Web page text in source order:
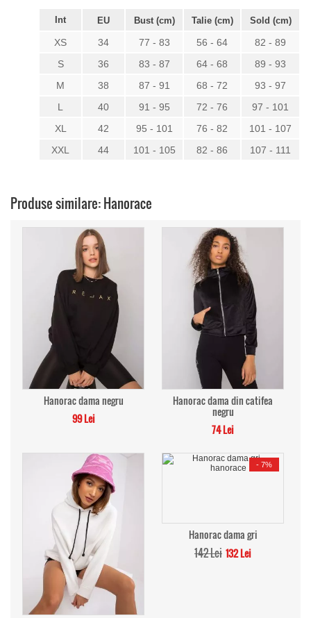
Int EU Bust (cm) Talie (cm) Sold (cm)
XS 34 77 - 83 56 - 64
82 - 89
S
36 83 - 87 64 - 68
89 - 93
M
38 87 - 91 68 - 72
93 - 97
L
40 91 - 95 72 - 76
97 - 101
XL
42 95 - 101 76 - 82
101 - 107
XXL
44 101 - 105 82 - 86 107 - 111
Produse similare: Hanorace
Hanorac dama negru
99 Lei
Hanorac dama din catifea
negru
74 Lei
- 7%
Hanorac dama gri
142 Lei 132 Lei